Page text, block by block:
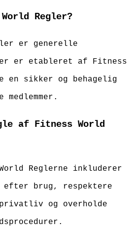
Regler?
er generelle
er etableret af Fitness
en sikker og behagelig
af Fitness World
Reglerne inkluderer
efter brug, respektere
privatliv og overholde